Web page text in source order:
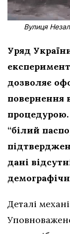
Вулиця
Уряд
дозволяє
повернення
“білий
дані
Деталі